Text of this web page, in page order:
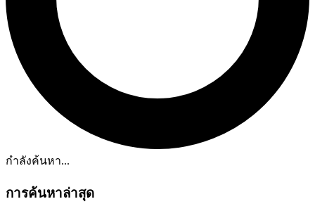
กำลังค้นหา...
การค้นหาล่าสุด